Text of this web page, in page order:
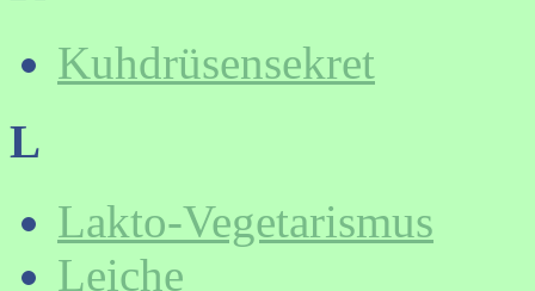
Kuhdrüsensekret
L
Lakto-Vegetarismus
Leiche